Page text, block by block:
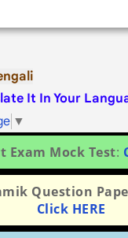
It In Your
▼
Exam Mock Test:
Question
Click HERE